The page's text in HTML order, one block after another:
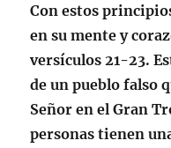
Con estos
en su mente y
versículos 21-23.
de un pueblo falso
Señor en el Gran
personas tienen